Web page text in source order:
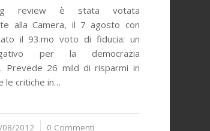
review è stata votata
alla Camera, il 7 agosto con
il 93.mo voto di fiducia: un
per la democrazia
Prevede 26 mild di risparmi in
le critiche in…
08/2012
/ 0 Commenti